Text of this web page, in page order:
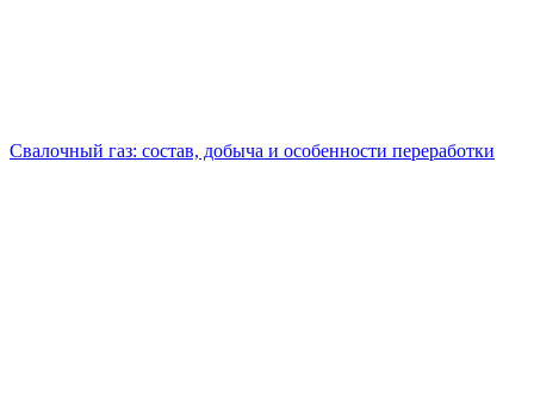
Свалочный газ: состав, добыча и особенности переработки